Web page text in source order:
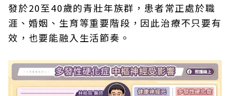
發於20至40歲的青壯年族群，患者常正處於職
涯、婚姻、生育等重要階段，因此治療不只要有
效，也要能融入生活節奏。